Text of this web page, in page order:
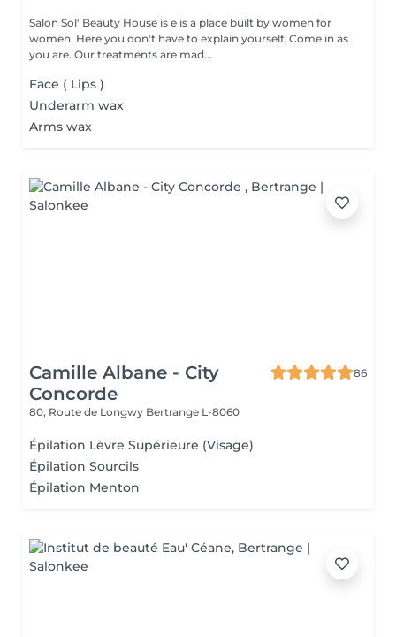
Salon Sol' Beauty House is e is a place built by women for
women. Here you don't have to explain yourself. Come in as
you are. Our treatments are mad...
Face ( Lips )
Underarm wax
Arms wax
Camille Albane - City
Concorde
86
80, Route de Longwy Bertrange L-8060
Épilation Lèvre Supérieure (Visage)
Épilation Sourcils
Épilation Menton